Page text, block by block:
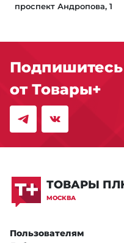
проспект Андропова, 1
от Товары+
ТОВАРЫ
МОСКВА
Пользователям